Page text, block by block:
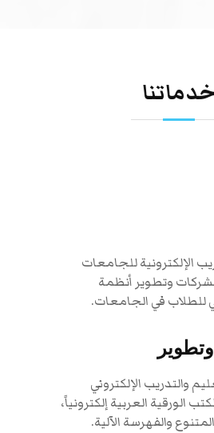
خدماتنا
الإلكترونية للجامعات
وتطوير أنظمة
للطلاب في الجامعات.
والتدريب الإلكتروني
الورقية العربية إلكترونياً،
والفهرسة الآلية.